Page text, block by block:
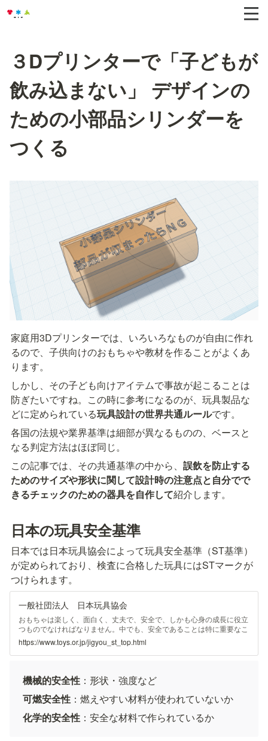
３Dプリンターで「子どもが
飲み込まない」 デザインの
ための小部品シリンダーを
つくる
家庭用3Dプリンターでは、いろいろなものが自由に作れ
るので、子供向けのおもちゃや教材を作ることがよくあ
ります。
しかし、その子ども向けアイテムで事故が起こることは
防ぎたいですね。この時に参考になるのが、玩具製品な
どに定められている玩具設計の世界共通ルールです。
各国の法規や業界基準は細部が異なるものの、ベースと
なる判定方法はほぼ同じ。
この記事では、その共通基準の中から、 誤飲を防止する
ためのサイズや形状に関して設計時の注意点と自分でで
きるチェックのための器具を自作して紹介します。
日本の玩具安全基準
日本では日本玩具協会によって玩具安全基準（ST基準）
が定められており、検査に合格した玩具にはSTマークが
つけられます。
一般社団法人 日本玩具協会
おもちゃは楽しく、面白く、丈夫で、安全で、しかも心身の成長に役立
つものでなければなりません。中でも、安全であることは特に重要なこ
とです。 我が国で販売されるおもちゃの安全性を高めるために、玩
具業界は、昭和46年（1971年）に、玩具安全基準（ＳＴ基準）を策定
し、玩具安全マーク（ＳＴマーク）制度を創設しました。 ＳＴ基準
なっています。ＳＴマークは、第三者検査機関によるＳＴ基準適合検査
に合格したおもちゃに付けることができるマークです。
https://www.toys.or.jp/jigyou_st_top.html
機械的安全性 ：形状・強度など
可燃安全性 ：燃えやすい材料が使われていないか
化学的安全性 ：安全な材料で作られているか